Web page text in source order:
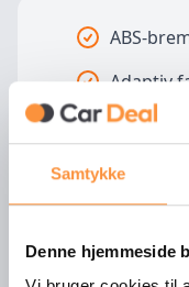
Samtykke
Denne hjemmeside
ABS-
Adaptiv
Alufælge
Apple
Aut.